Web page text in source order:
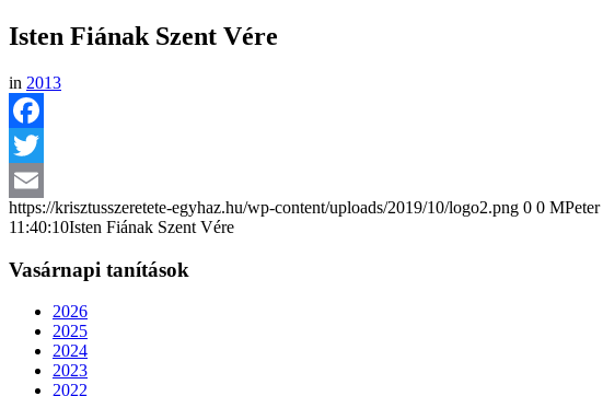
Isten Fiának Szent Vére
in 2013
Facebook
Twitter
Email
https://krisztusszeretete-egyhaz.hu/wp-content/uploads/2019/10/logo2.png 0 0 MPeter
11:40:10Isten Fiának Szent Vére
Vasárnapi tanítások
2026
2025
2024
2023
2022